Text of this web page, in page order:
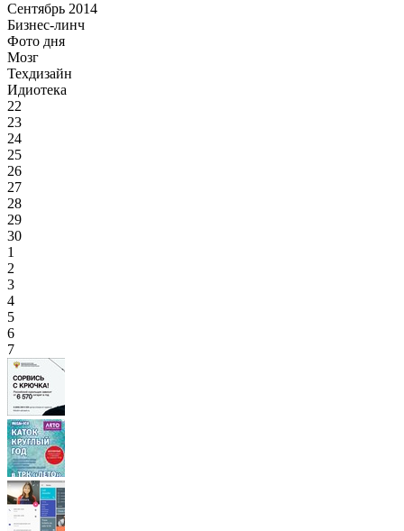
Сентябрь 2014
Бизнес-линч
Фото дня
Мозг
Техдизайн
Идиотека
22
23
24
25
26
27
28
29
30
1
2
3
4
5
6
7